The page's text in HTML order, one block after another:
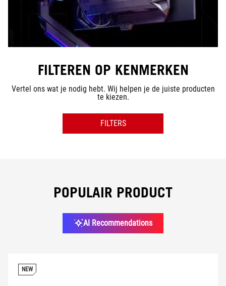
FILTEREN OP KENMERKEN
Vertel ons wat je nodig hebt. Wij helpen je de juiste producten
te kiezen.
FILTERS
POPULAIR PRODUCT
AI Recommendations
NEW